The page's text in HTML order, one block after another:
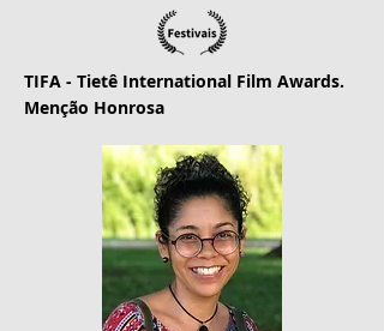
TIFA - Tietê International Film Awards.
Menção Honrosa